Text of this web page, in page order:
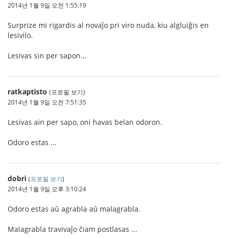
2014년 1월 9일 오전 1:55:19
Surprize mi rigardis al novaĵo pri viro nuda, kiu algluiĝis en
lesivilo.
Lesivas sin per sapon...
ratkaptisto (프로필 보기)
2014년 1월 9일 오전 7:51:35
Lesivas ain per sapo, oni havas belan odoron.
Odoro estas ...
dobri (프로필 보기)
2014년 1월 9일 오후 3:10:24
Odoro estas aŭ agrabla aŭ malagrabla.
Malagrabla travivaĵo ĉiam postlasas ...